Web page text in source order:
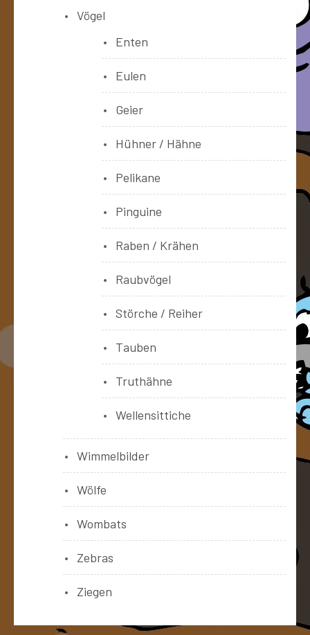
Vögel
Enten
Eulen
Geier
Hühner / Hähne
Pelikane
Pinguine
Raben / Krähen
Raubvögel
Störche / Reiher
Tauben
Truthähne
Wellensittiche
Wimmelbilder
Wölfe
Wombats
Zebras
Ziegen